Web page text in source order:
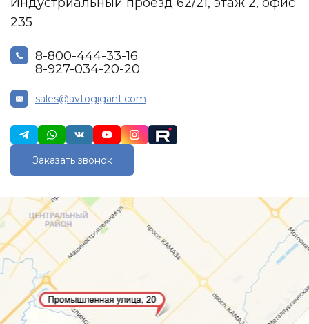
235
8-800-444-33-16
8-927-034-20-20
sales@avtogigant.com
Заказать звонок